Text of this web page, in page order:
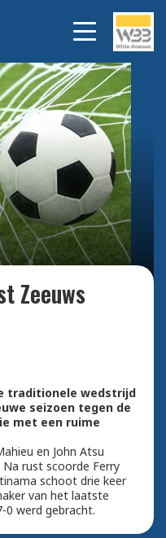
Bekijk alle foto's
Zeeuws
traditionele wedstrijd
seizoen tegen de
met een ruime
en John Atsu
rust scoorde Ferry
schoot drie keer
van het laatste
0 werd gebracht.